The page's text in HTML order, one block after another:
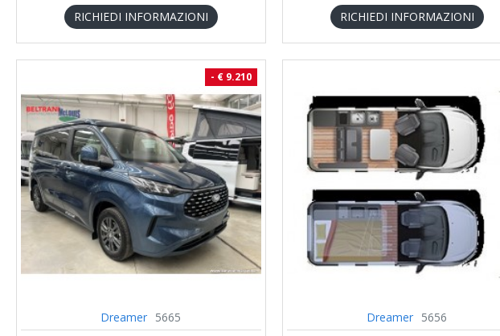
RICHIEDI INFORMAZIONI RICHIEDI INFORMAZIONI
- € 9.210
Dreamer 5665 Dreamer 5656